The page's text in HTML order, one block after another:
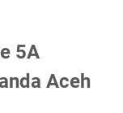
5A
Aceh